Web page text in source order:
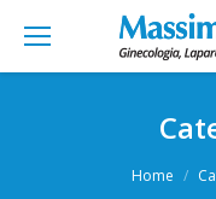
Home